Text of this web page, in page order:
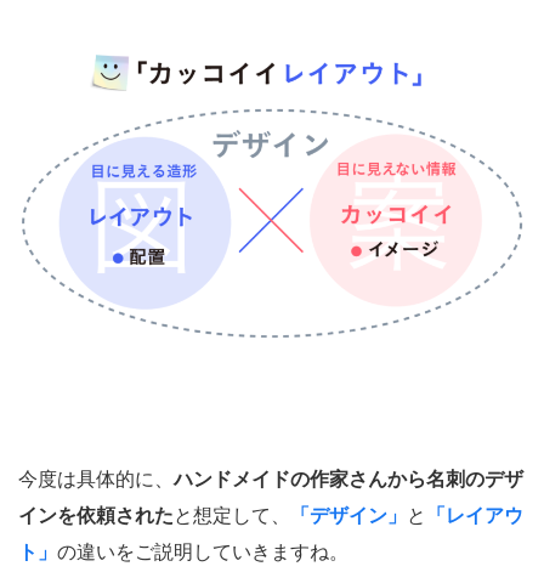
今度は具体的に、ハンドメイドの作家さんから名刺のデザ
インを依頼されたと想定して、 「デザイン」 と 「レイアウ
ト」 の違いをご説明していきますね。